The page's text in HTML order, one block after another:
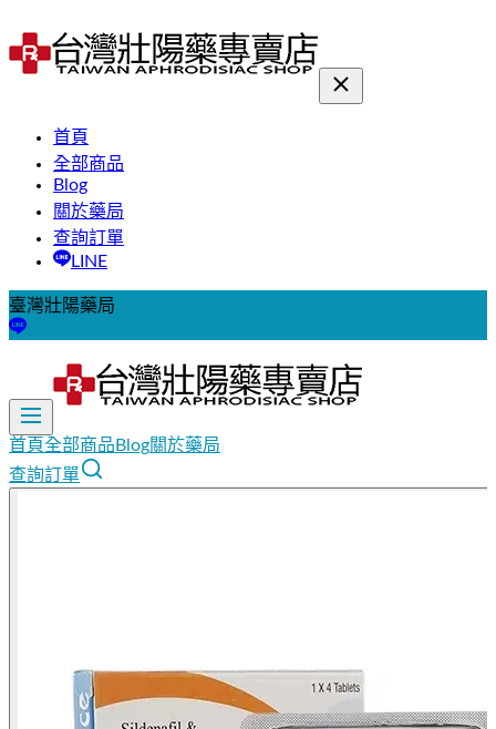
首頁
全部商品
Blog
關於藥局
查詢訂單
LINE
臺灣壯陽藥局
首頁全部商品 Blog關於藥局
查詢訂單